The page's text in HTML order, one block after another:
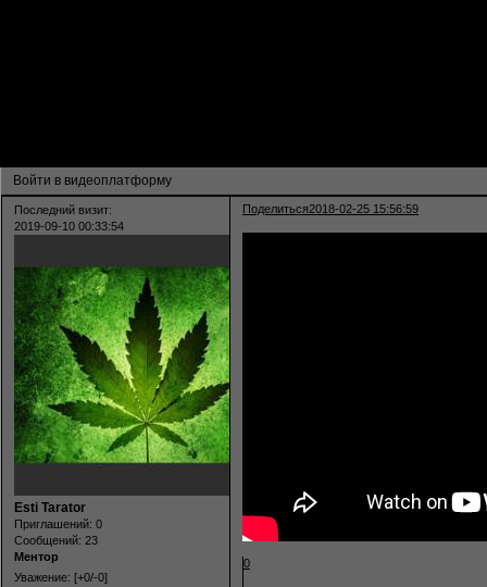
Войти в видеоплатформу
Поделиться2018-02-25 15:56:59
Последний визит:
2019-09-10 00:33:54
Esti Tarator
Приглашений: 0
Сообщений: 23
Ментор
Уважение: [+0/-0]
0